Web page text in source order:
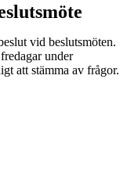
vid beslutsmöten.
under
att stämma av frågor.